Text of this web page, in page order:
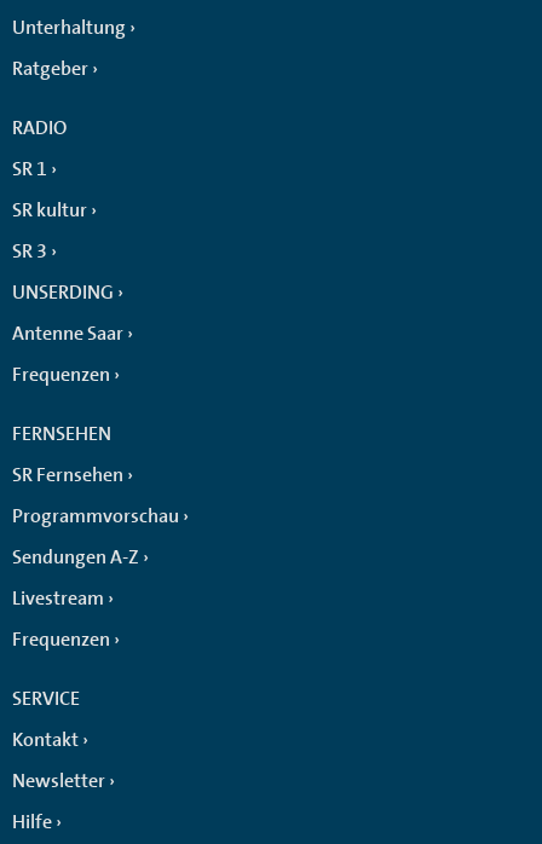
Unterhaltung
Ratgeber
RADIO
SR 1
SR kultur
SR 3
UNSERDING
Antenne Saar
Frequenzen
FERNSEHEN
SR Fernsehen
Programmvorschau
Sendungen A-Z
Livestream
Frequenzen
SERVICE
Kontakt
Newsletter
Hilfe